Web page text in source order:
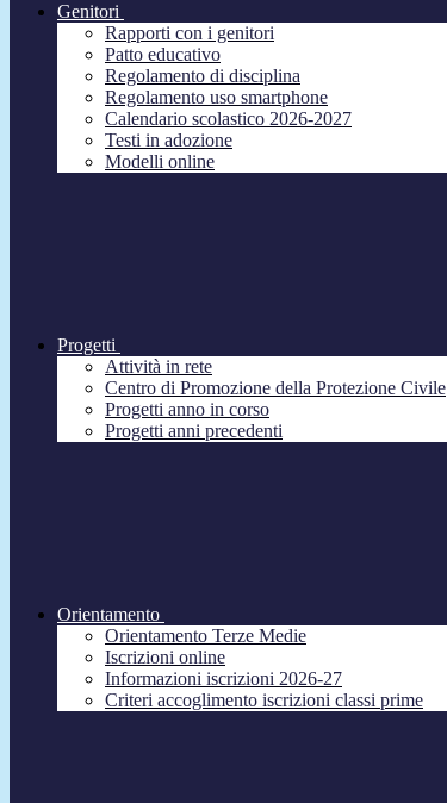
Genitori
Rapporti con i genitori
Patto educativo
Regolamento di disciplina
Regolamento uso smartphone
Calendario scolastico 2026-2027
Testi in adozione
Modelli online
Progetti
Attività in rete
Centro di Promozione della Protezione Civile
Progetti anno in corso
Progetti anni precedenti
Orientamento
Orientamento Terze Medie
Iscrizioni online
Informazioni iscrizioni 2026-27
Criteri accoglimento iscrizioni classi prime